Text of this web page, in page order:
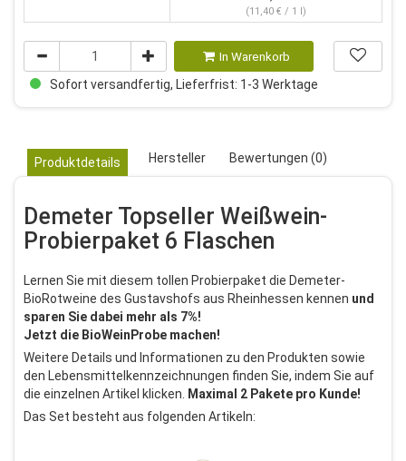
(11,40 € / 1 l)
In Warenkorb
Sofort versandfertig, Lieferfrist: 1-3 Werktage
Produktdetails Hersteller Bewertungen (0)
Demeter Topseller Weißwein-
Probierpaket 6 Flaschen
Lernen Sie mit diesem tollen Probierpaket die Demeter-
BioRotweine des Gustavshofs aus Rheinhessen kennen und
sparen Sie dabei mehr als 7%!
Jetzt die BioWeinProbe machen!
Weitere Details und Informationen zu den Produkten sowie
den Lebensmittelkennzeichnungen finden Sie, indem Sie auf
die einzelnen Artikel klicken. Maximal 2 Pakete pro Kunde!
Das Set besteht aus folgenden Artikeln: